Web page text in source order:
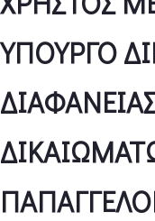
ΥΠΟΥΡΓΟ